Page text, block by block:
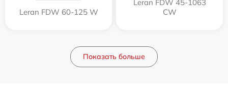
Leran FDW 60-125 W
Leran FDW 45-1063
CW
Показать больше